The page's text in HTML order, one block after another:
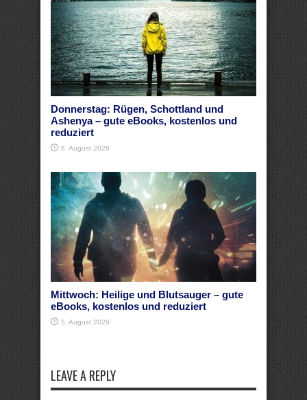
Donnerstag: Rügen, Schottland und
Ashenya – gute eBooks, kostenlos und
reduziert
6. August 2026
Mittwoch: Heilige und Blutsauger – gute
eBooks, kostenlos und reduziert
5. August 2026
LEAVE A REPLY